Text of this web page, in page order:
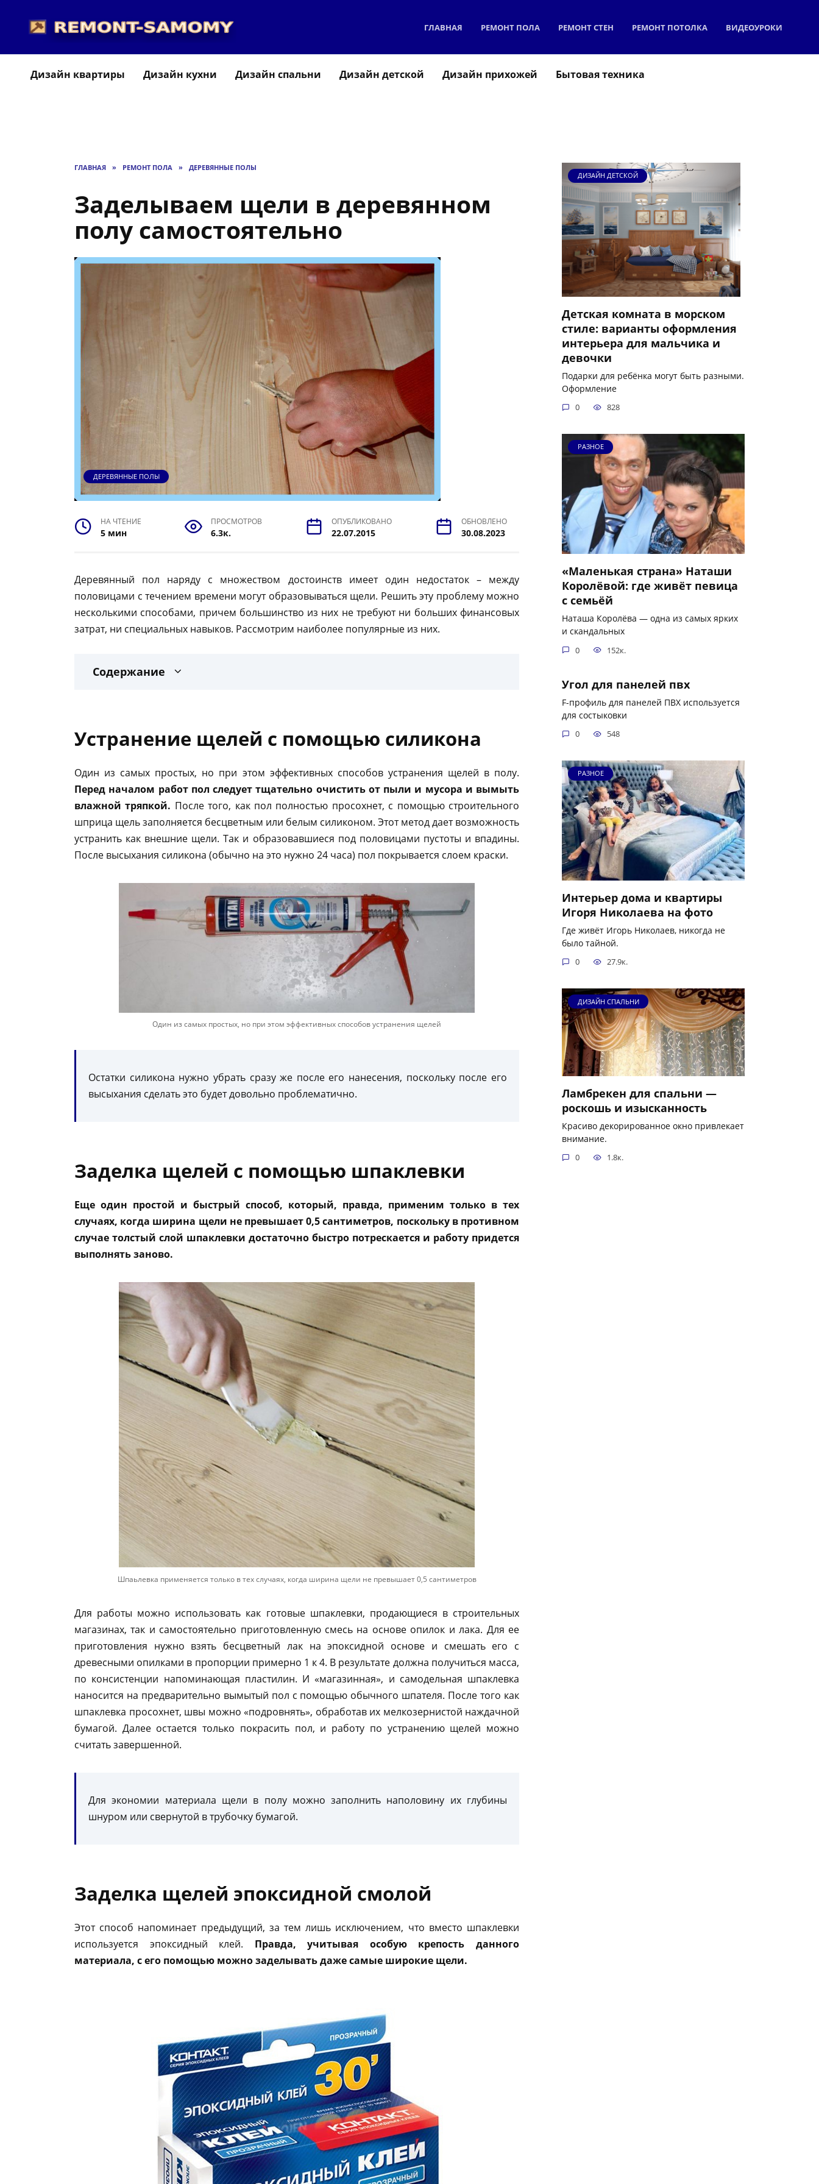
содержанию
ГЛАВНАЯ РЕМОНТ ПОЛА РЕМОНТ СТЕН РЕМОНТ ПОТОЛКА ВИДЕОУРОКИ
Дизайн квартиры Дизайн кухни Дизайн спальни Дизайн детской Дизайн прихожей Бытовая техника
ГЛАВНАЯ » РЕМОНТ ПОЛА » ДЕРЕВЯННЫЕ ПОЛЫ
Заделываем щели в деревянном
полу самостоятельно
ДЕРЕВЯННЫЕ ПОЛЫ
НА ЧТЕНИЕ
5 мин
ПРОСМОТРОВ
6.3к.
ОПУБЛИКОВАНО
22.07.2015
ОБНОВЛЕНО
30.08.2023
Деревянный пол наряду с множеством достоинств имеет один недостаток – между
половицами с течением времени могут образовываться щели. Решить эту проблему можно
несколькими способами, причем большинство из них не требуют ни больших финансовых
затрат, ни специальных навыков. Рассмотрим наиболее популярные из них.
Содержание
Устранение щелей с помощью силикона
Один из самых простых, но при этом эффективных способов устранения щелей в полу.
Перед началом работ пол следует тщательно очистить от пыли и мусора и вымыть
влажной тряпкой. После того, как пол полностью просохнет, с помощью строительного
шприца щель заполняется бесцветным или белым силиконом. Этот метод дает возможность
устранить как внешние щели. Так и образовавшиеся под половицами пустоты и впадины.
После высыхания силикона (обычно на это нужно 24 часа) пол покрывается слоем краски.
Один из самых простых, но при этом эффективных способов устранения щелей
Остатки силикона нужно убрать сразу же после его нанесения, поскольку после его
высыхания сделать это будет довольно проблематично.
Заделка щелей с помощью шпаклевки
Еще один простой и быстрый способ, который, правда, применим только в тех
случаях, когда ширина щели не превышает 0,5 сантиметров, поскольку в противном
случае толстый слой шпаклевки достаточно быстро потрескается и работу придется
выполнять заново.
Шпаьлевка применяется только в тех случаях, когда ширина щели не превышает 0,5 сантиметров
Для работы можно использовать как готовые шпаклевки, продающиеся в строительных
магазинах, так и самостоятельно приготовленную смесь на основе опилок и лака. Для ее
приготовления нужно взять бесцветный лак на эпоксидной основе и смешать его с
древесными опилками в пропорции примерно 1 к 4. В результате должна получиться масса,
по консистенции напоминающая пластилин. И «магазинная», и самодельная шпаклевка
наносится на предварительно вымытый пол с помощью обычного шпателя. После того как
шпаклевка просохнет, швы можно «подровнять», обработав их мелкозернистой наждачной
бумагой. Далее остается только покрасить пол, и работу по устранению щелей можно
считать завершенной.
Для экономии материала щели в полу можно заполнить наполовину их глубины
шнуром или свернутой в трубочку бумагой.
Заделка щелей эпоксидной смолой
Этот способ напоминает предыдущий, за тем лишь исключением, что вместо шпаклевки
используется эпоксидный клей. Правда, учитывая особую крепость данного
материала, с его помощью можно заделывать даже самые широкие щели.
ДИЗАЙН ДЕТСКОЙ
Детская комната в морском
стиле: варианты оформления
интерьера для мальчика и
девочки
Подарки для ребёнка могут быть разными.
Оформление
0 828
РАЗНОЕ
«Маленькая страна» Наташи
Королёвой: где живёт певица
с семьёй
Наташа Королёва — одна из самых ярких
и скандальных
0 152к.
Угол для панелей пвх
F-профиль для панелей ПВХ используется
для состыковки
0 548
РАЗНОЕ
Интерьер дома и квартиры
Игоря Николаева на фото
Где живёт Игорь Николаев, никогда не
было тайной.
0 27.9к.
ДИЗАЙН СПАЛЬНИ
Ламбрекен для спальни —
роскошь и изысканность
Красиво декорированное окно привлекает
внимание.
0 1.8к.